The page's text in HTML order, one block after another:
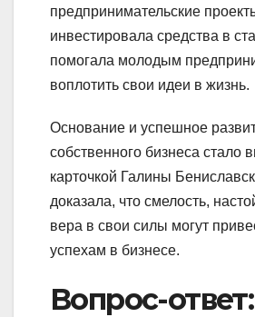
предпринимательские
инвестировала средства в
помогала молодым
воплотить свои идеи в жизнь.
Основание и успешное
собственного бизнеса стало
карточкой Галины
доказала, что смелость,
вера в свои силы могут
успехам в бизнесе.
Вопрос-ответ: